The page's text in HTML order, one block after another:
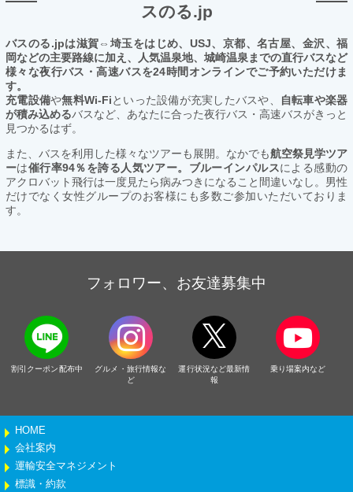
スのる.jp
バスのる.jpは滋賀⇔埼玉をはじめ、USJ、京都、名古屋、金沢、福
岡などの主要路線に加え、人気温泉地、城崎温泉までの直行バスなど
様々な夜行バス・高速バスを24時間オンラインでご予約いただけま
す。
充電設備や無料Wi-Fiといった設備が充実したバスや、
自転車や楽器
が積み込めるバスなど、あなたに合った夜行バス・高速バスがきっと
見つかるはず。
また、バスを利用した様々なツアーも展開。なかでも航空祭見学ツア
ーは催行率94％を誇る人気ツアー。ブルーインパルスによる感動の
アクロバット飛行は一度見たら病みつきになること間違いなし。男性
だけでなく女性グループのお客様にも多数ご参加いただいておりま
す。
フォロワー、お友達募集中
割引クーポン配布中
グルメ・旅行情報な
ど
運行状況など最新情
報
乗り場案内など
HOME
会社案内
運輸安全マネジメント
標識・約款